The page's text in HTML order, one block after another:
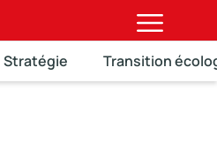
Stratégie Transition